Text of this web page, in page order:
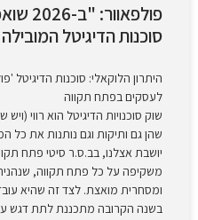
סוכנות הדיגיטל
לעסקים בפתח תקווה
שוק סוכנויות הדיגיטל הוא רווי
משקיפה על כל פתח תקווה,
ומסחרית מואצת. לצד זה שהיא
בשנה הקרובה מתכננת לתת דגש